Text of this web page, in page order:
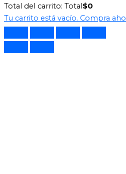
Total del carrito: Total$0
Tu carrito está vacío. Compra